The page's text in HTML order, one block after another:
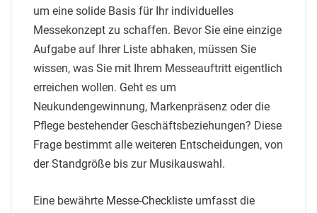
um eine solide Basis für Ihr individuelles
Messekonzept zu schaffen. Bevor Sie eine einzige
Aufgabe auf Ihrer Liste abhaken, müssen Sie
wissen, was Sie mit Ihrem Messeauftritt eigentlich
erreichen wollen. Geht es um
Neukundengewinnung, Markenpräsenz oder die
Pflege bestehender Geschäftsbeziehungen? Diese
Frage bestimmt alle weiteren Entscheidungen, von
der Standgröße bis zur Musikauswahl.
Eine bewährte Messe-Checkliste umfasst die